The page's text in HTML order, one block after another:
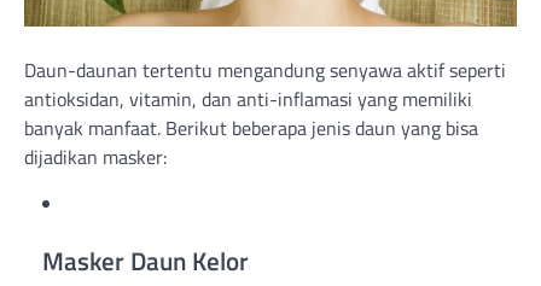
Daun-daunan tertentu mengandung senyawa aktif seperti
antioksidan, vitamin, dan anti-inflamasi yang memiliki
banyak manfaat. Berikut beberapa jenis daun yang bisa
dijadikan masker:
Masker Daun Kelor